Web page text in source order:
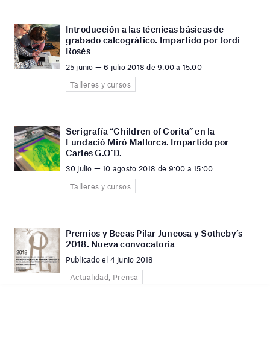
Introducción a las técnicas básicas de
grabado calcográfico. Impartido por Jordi
Rosés
25 junio — 6 julio 2018 de 9:00 a 15:00
Talleres y cursos
Serigrafía “Children of Corita” en la
Fundació Miró Mallorca. Impartido por
Carles G.O’D.
30 julio — 10 agosto 2018 de 9:00 a 15:00
Talleres y cursos
Premios y Becas Pilar Juncosa y Sotheby’s
2018. Nueva convocatoria
Publicado el 4 junio 2018
Actualidad, Prensa